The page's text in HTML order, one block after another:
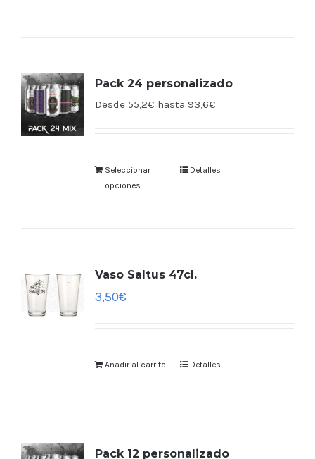
Pack 24 personalizado
Desde 55,2€ hasta 93,6€
Seleccionar
opciones
Detalles
Vaso Saltus 47cl.
3,50€
Añadir al carrito Detalles
Pack 12 personalizado